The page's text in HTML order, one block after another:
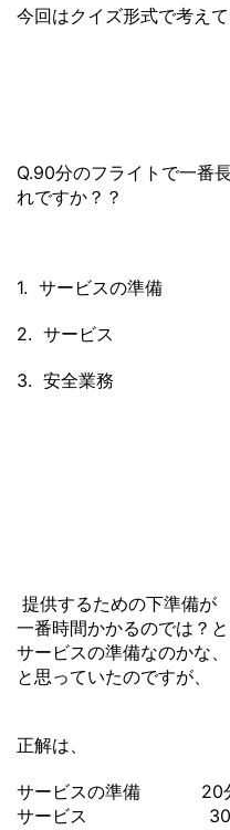
今回はクイズ形式で考えて
Q.90分のフライトで一番
れですか？？
1. サービスの準備
2. サービス
3. 安全業務
提供するための下準備が
一番時間かかるのでは？と
サービスの準備なのかな、
と思っていたのですが、
正解は、
サービスの準備 20
サービス 30